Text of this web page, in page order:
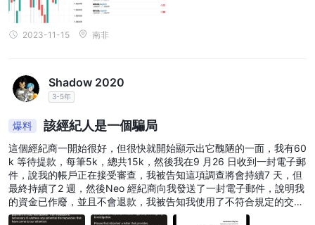
2023-11-15 南非
Shadow 2020
3-5年
爆料 該經紀人是一個騙局
這個經紀商一開始很好，但很快就開始顯示出它醜陋的一面，我有60
k 等待提款，每筆5k，總共15k，然後我在9 月26 日收到一封電子郵
件，說我的帳戶正在接受審查，我被告知這項調查將會持續7 天，但
最終持續了2 週，然後Neo 經紀商向我發送了一封電子郵件，說明我
的資金已作廢，並且不會退款，我被告知我使用了不符合規定的交易
策略允許，但他們從未指定任何內容，所以請遠離這個經紀人，這是